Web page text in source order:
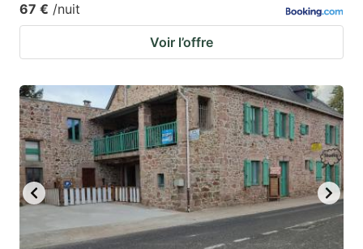
67 € /nuit
Voir l’offre